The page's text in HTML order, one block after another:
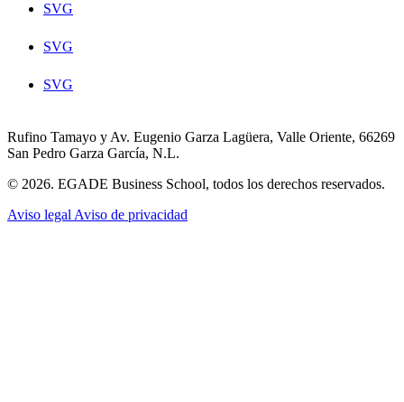
SVG
SVG
SVG
Rufino Tamayo y Av. Eugenio Garza Lagüera, Valle Oriente, 66269
San Pedro Garza García, N.L.
© 2026. EGADE Business School, todos los derechos reservados.
Aviso legal Aviso de privacidad